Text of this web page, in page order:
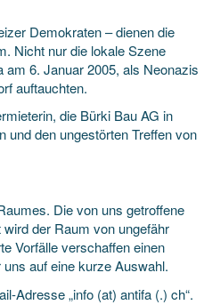
Demokraten – dienen die
Nicht nur die lokale Szene
6. Januar 2005, als Neonazis
auftauchten.
die Bürki Bau AG in
und den ungestörten Treffen von
Die von uns getroffene
der Raum von ungefähr
Vorfälle verschaffen einen
auf eine kurze Auswahl.
Adresse „info (at) antifa (.) ch“.